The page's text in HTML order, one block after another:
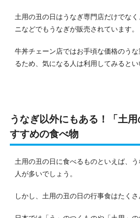
土用の丑の日はうなぎ専門店だけでな
ニなどでもうなぎが販売されています。
牛丼チェーン店ではお手頃な価格のう
るため、気になる人は利用してみるとい
うなぎ以外にもある！「土
すすめの食べ物
土用の丑の日に食べるものといえば、
人が多いでしょう。
しかし、土用の丑の日の行事食はたくさ